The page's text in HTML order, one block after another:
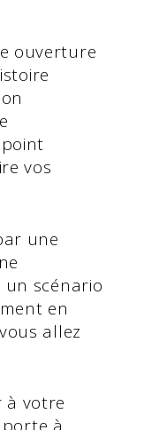
ouverture
vos
une
scénario
en
allez
à votre